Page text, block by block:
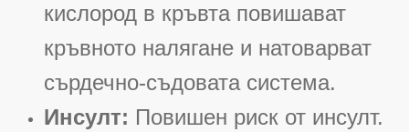
кислород в кръвта повишават
кръвното налягане и натоварват
сърдечно-съдовата система.
Инсулт: Повишен риск от инсулт.